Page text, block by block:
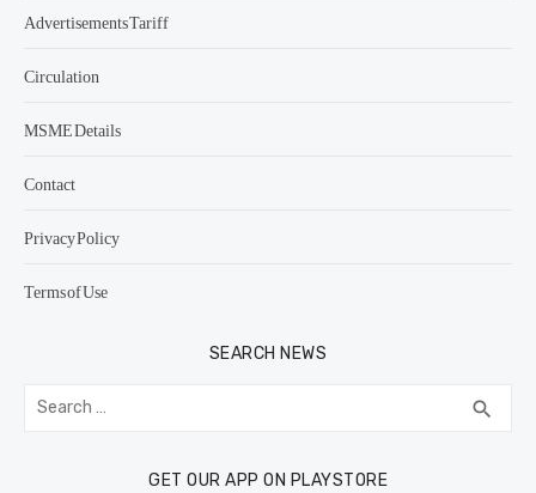
Advertisements Tariff
Circulation
MSME Details
Contact
Privacy Policy
Terms of Use
SEARCH NEWS
Search
for: search
GET OUR APP ON PLAYSTORE